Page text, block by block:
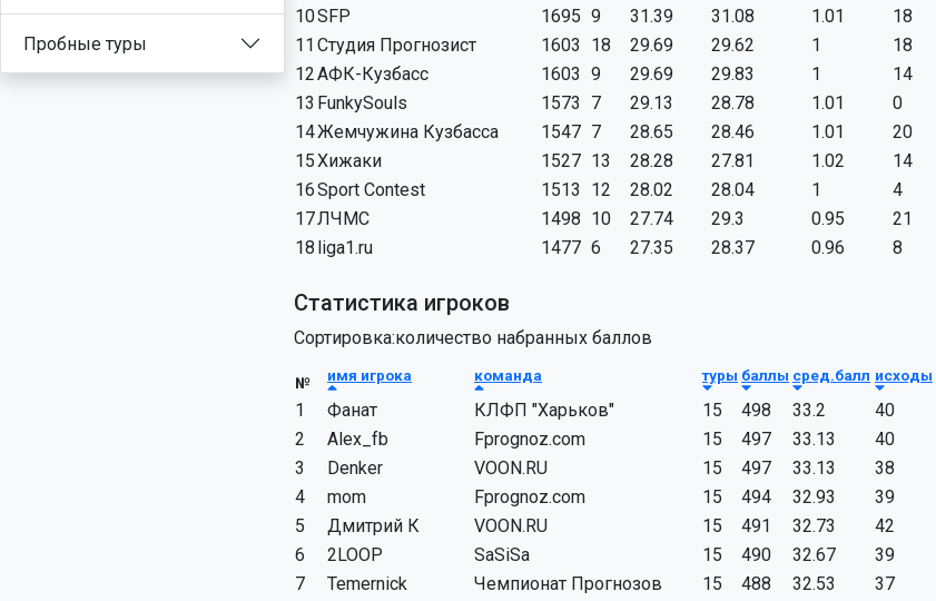
Пробные туры
10SFP 1695 9 31.39 31.08 1.01 18
11 Студия Прогнозист 1603 18 29.69 29.62 1 18
12АФК-Кузбасс 1603 9 29.69 29.83 1 14
13 FunkySouls 1573 7 29.13 28.78 1.01 0
14Жемчужина Кузбасса 1547 7 28.65 28.46 1.01 20
15Хижаки 1527 13 28.28 27.81 1.02 14
16Sport Contest 1513 12 28.02 28.04 1 4
17ЛЧМС 1498 10 27.74 29.3 0.95 21
18 liga1.ru 1477 6 27.35 28.37 0.96 8
Статистика игроков
Сортировка:количество набранных баллов
№ имя игрока команда туры баллы сред.балл исходы
1 Фанат КЛФП "Харьков" 15 498 33.2 40
2
Alex_fb Fprognoz.com 15 497 33.13 40
3
Denker VOON.RU 15 497 33.13 38
4
mom Fprognoz.com 15 494 32.93 39
5
Дмитрий К VOON.RU 15 491 32.73 42
6
2LOOP SaSiSa 15 490 32.67 39
7
Temernick Чемпионат Прогнозов 15 488 32.53 37